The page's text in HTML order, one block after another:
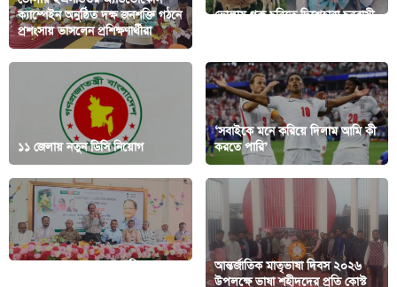
ক্যাম্পেইন অনুষ্ঠিত দক্ষ জনশক্তি গঠনে
প্রশংসায় ভাসলেন প্রশিক্ষণার্থীরা
ভোলায় গরু চুরিতে দিশেহারা চরবাসী,
১১ জেলায় নতুন ডিসি নিয়োগ
‘সবাইকে মনে করিয়ে দিলাম আমি কী
করতে পারি’
ভোলা প্রেসক্লাব হবে সাংবাদিকদের
আন্তর্জাতিক মাতৃভাষা দিবস ২০২৬
উপলক্ষে ভাষা শহীদদের প্রতি কোস্ট